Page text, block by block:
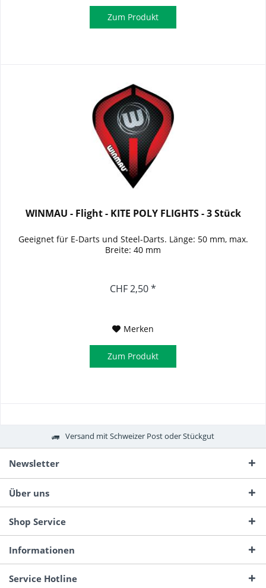
Zum Produkt
WINMAU - Flight - KITE POLY FLIGHTS - 3 Stück
Geeignet für E-Darts und Steel-Darts. Länge: 50 mm, max.
Breite: 40 mm
CHF 2,50 *
Merken
Zum Produkt
Versand mit Schweizer Post oder Stückgut
Newsletter
Über uns
Shop Service
Informationen
Service Hotline